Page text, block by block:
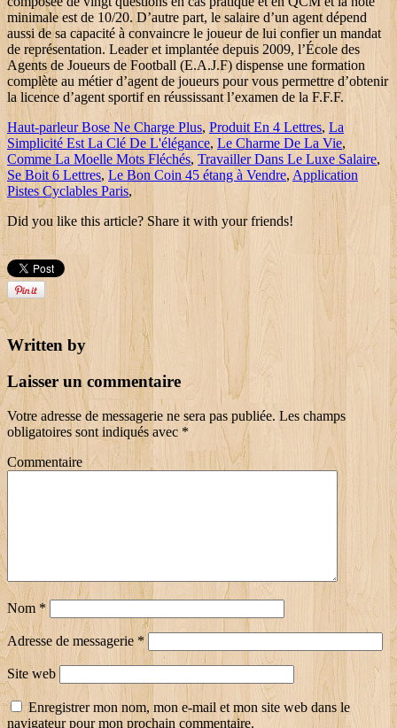
Haut-parleur Bose Ne Charge Plus, Produit En 4 Lettres, La
Simplicité Est La Clé De L'élégance, Le Charme De La Vie,
Comme La Moelle Mots Fléchés, Travailler Dans Le Luxe Salaire,
Se Boit 6 Lettres, Le Bon Coin 45 étang à Vendre, Application
Pistes Cyclables Paris,
Did you like this article? Share it with your friends!
Written by
Laisser un commentaire
Votre adresse de messagerie ne sera pas publiée. Les champs
obligatoires sont indiqués avec *
Commentaire
Nom *
Adresse de messagerie *
Site web
Enregistrer mon nom, mon e-mail et mon site web dans le
navigateur pour mon prochain commentaire.